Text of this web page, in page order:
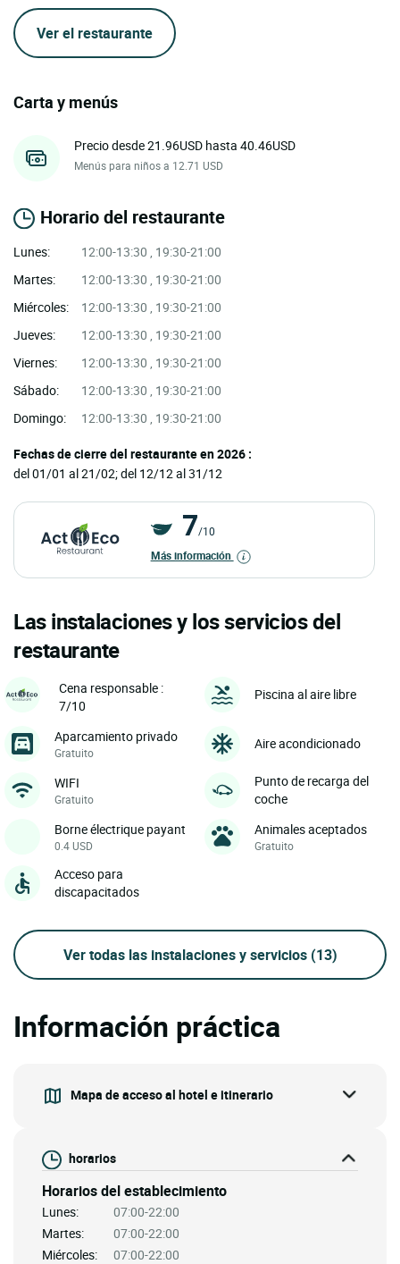
Ver el restaurante
Carta y menús
Precio desde 21.96USD hasta 40.46USD
Menús para niños a 12.71 USD
Horario del restaurante
Lunes:
12:00-13:30 , 19:30-21:00
Martes:
12:00-13:30 , 19:30-21:00
Miércoles:
12:00-13:30 , 19:30-21:00
Jueves:
12:00-13:30 , 19:30-21:00
Viernes:
12:00-13:30 , 19:30-21:00
Sábado:
12:00-13:30 , 19:30-21:00
Domingo:
12:00-13:30 , 19:30-21:00
Fechas de cierre del restaurante en 2026 :
del 01/01 al 21/02; del 12/12 al 31/12
7/10
Más información
Las instalaciones y los servicios del
restaurante
Cena responsable :
7/10
Piscina al aire libre
Aparcamiento privado
Gratuito
Aire acondicionado
WIFI
Gratuito
Punto de recarga del
coche
Borne électrique payant
0.4 USD
Animales aceptados
Gratuito
Acceso para
discapacitados
Ver todas las instalaciones y servicios (13)
Información práctica
Mapa de acceso al hotel e itinerario
horarios
Horarios del establecimiento
Lunes:
07:00-22:00
Martes:
07:00-22:00
Miércoles:
07:00-22:00